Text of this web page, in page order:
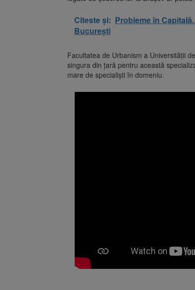
Citeste și: Probleme în
București
Facultatea de Urbanism a Universității
singura din țară pentru această
mare de specialiști în domeniu.